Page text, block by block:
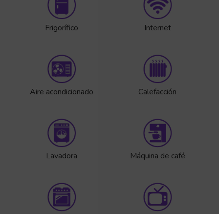
Frigorífico Internet
Aire acondicionado Calefacción
Lavadora Máquina de café